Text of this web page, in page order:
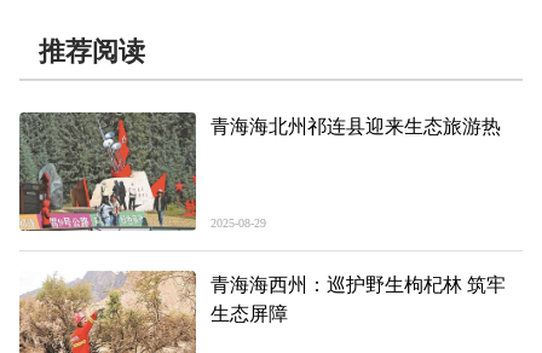
推荐阅读
青海海北州祁连县迎来生态旅游热
2025-08-29
青海海西州：巡护野生枸杞林 筑牢
生态屏障